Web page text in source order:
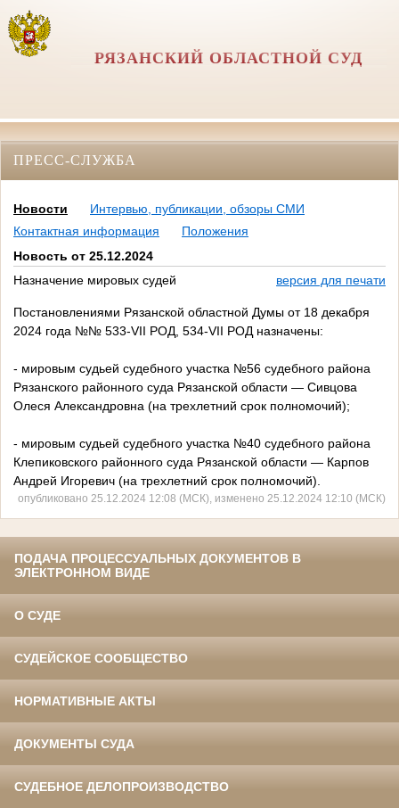
РЯЗАНСКИЙ ОБЛАСТНОЙ СУД
ПРЕСС-СЛУЖБА
Новости
Интервью, публикации, обзоры СМИ
Контактная информация
Положения
Новость от 25.12.2024
Назначение мировых судей
версия для печати
Постановлениями Рязанской областной Думы от 18 декабря
2024 года №№ 533-VII РОД, 534-VII РОД назначены:
- мировым судьей судебного участка №56 судебного района
Рязанского районного суда Рязанской области — Сивцова
Олеся Александровна (на трехлетний срок полномочий);
- мировым судьей судебного участка №40 судебного района
Клепиковского районного суда Рязанской области — Карпов
Андрей Игоревич (на трехлетний срок полномочий).
опубликовано 25.12.2024 12:08 (МСК), изменено 25.12.2024 12:10 (МСК)
ПОДАЧА ПРОЦЕССУАЛЬНЫХ ДОКУМЕНТОВ В
ЭЛЕКТРОННОМ ВИДЕ
О СУДЕ
СУДЕЙСКОЕ СООБЩЕСТВО
НОРМАТИВНЫЕ АКТЫ
ДОКУМЕНТЫ СУДА
СУДЕБНОЕ ДЕЛОПРОИЗВОДСТВО